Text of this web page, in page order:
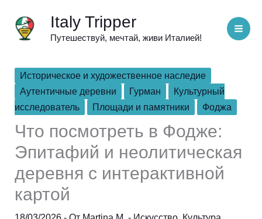
содержимому
Italy Tripper
Путешествуй, мечтай, живи Италией!
Историческое и художественное наследие
Аутентичные деревни
Гурман
Культурный
исследователь
Площади и памятники Фоджа
Что посмотреть в Фодже:
Эпитафий и неолитическая
деревня с интерактивной
картой